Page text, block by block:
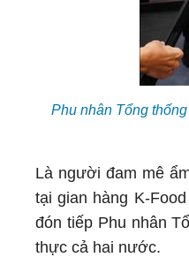
Phu nhân Tổng
Là người đam mê
tại gian hàng K-
đón tiếp Phu nhân
thực cả hai nước.